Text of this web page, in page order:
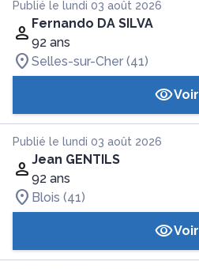
Publié le lundi 03 août 2026
Fernando DA SILVA
92 ans
Selles-sur-Cher (41)
Voir
Publié le lundi 03 août 2026
Jean GENTILS
92 ans
Blois (41)
Voir